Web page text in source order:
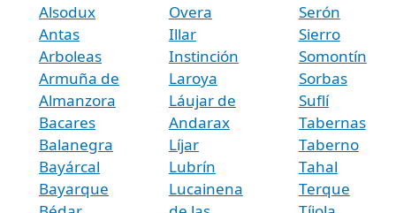
Alsodux
Antas
Arboleas
Armuña de
Almanzora
Bacares
Balanegra
Bayárcal
Bayarque
Overa
Illar
Instinción
Laroya
Láujar de
Andarax
Líjar
Lubrín
Lucainena
Serón
Sierro
Somontín
Sorbas
Suflí
Tabernas
Taberno
Tahal
Terque